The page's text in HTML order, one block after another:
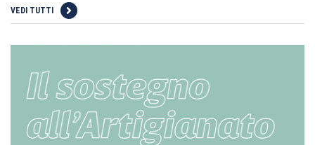
VEDI TUTTI